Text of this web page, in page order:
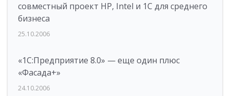
совместный проект HP, Intel и 1С для среднего
бизнеса
25.10.2006
«1С:Предприятие 8.0» — еще один плюс
«Фасада+»
24.10.2006